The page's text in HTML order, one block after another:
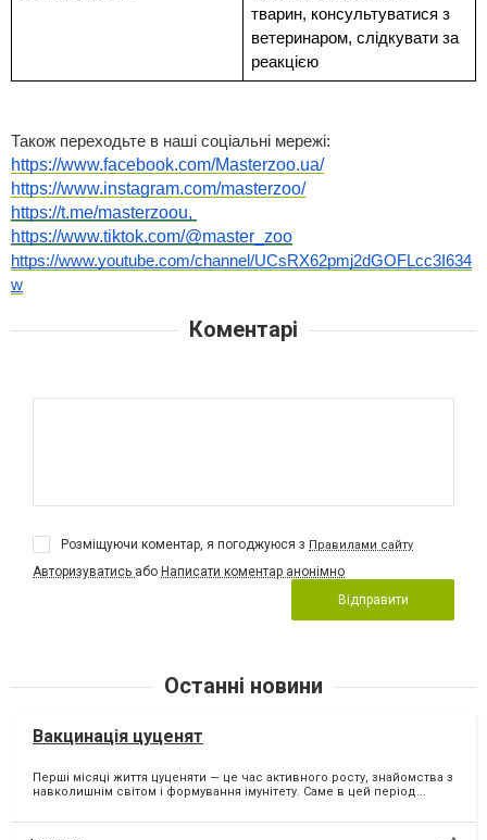
тварин, консультуватися з
ветеринаром, слідкувати за
реакцією
Також переходьте в наші соціальні мережі:
https://www.facebook.com/Masterzoo.ua/
https://www.instagram.com/masterzoo/
https://www.tiktok.com/@master_zoo
https://www.youtube.com/channel/UCsRX62pmj2dGOFLcc3I634
w
Коментарі
Розміщуючи коментар, я погоджуюся з Правилами сайту
Авторизуватись або Написати коментар анонімно
Відправити
Останні новини
Вакцинація цуценят
Перші місяці життя цуценяти — це час активного росту, знайомства з
навколишнім світом і формування імунітету. Саме в цей період...